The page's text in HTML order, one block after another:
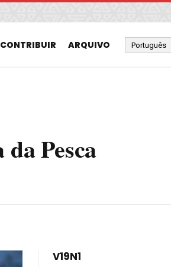
CONTRIBUIR ARQUIVO Português
Pesca
V19N1